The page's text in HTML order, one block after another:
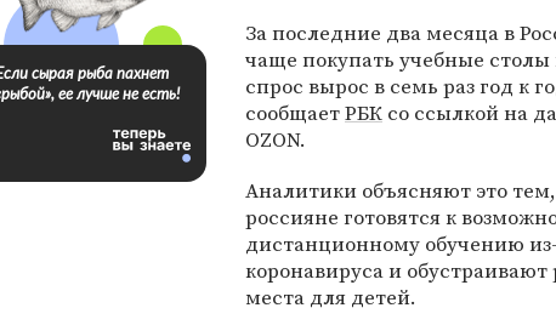
За последние два месяца в
чаще покупать учебные
спрос вырос в семь раз год к
сообщаетРБК со ссылкой на
OZON.
Аналитики объясняют это
россияне готовятся к
дистанционному обучению
коронавируса и обустраивают
места для детей.
сырая рыба пахнет
ее лучше не есть!